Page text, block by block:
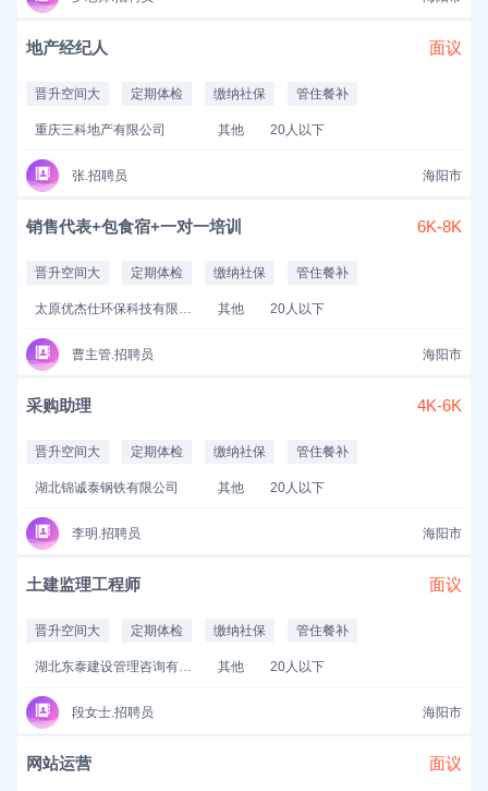
地产经纪人 面议
晋升空间大 定期体检 缴纳社保 管住餐补
重庆三科地产有限公司 其他 20人以下
张.招聘员 海阳市
销售代表+包食宿+一对一培训 6K-8K
晋升空间大 定期体检 缴纳社保 管住餐补
太原优杰仕环保科技有限公司 其他 20人以下
曹主管.招聘员 海阳市
采购助理 4K-6K
晋升空间大 定期体检 缴纳社保 管住餐补
湖北锦诚泰钢铁有限公司 其他 20人以下
李明.招聘员 海阳市
土建监理工程师 面议
晋升空间大 定期体检 缴纳社保 管住餐补
湖北东泰建设管理咨询有限公司 其他 20人以下
段女士.招聘员 海阳市
网站运营 面议